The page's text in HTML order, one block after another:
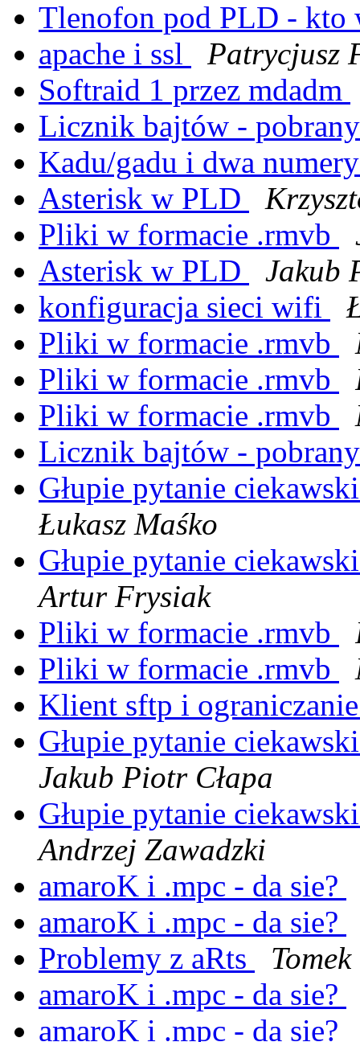
Tlenofon pod PLD - kto
apache i ssl
Patrycjusz
Softraid 1 przez mdadm
Licznik bajtów -
Kadu/gadu i dwa
Asterisk w PLD
Pliki w formacie .rmvb
Asterisk w PLD
Jakub
konfiguracja sieci wifi
Pliki w formacie .rmvb
Pliki w formacie .rmvb
Pliki w formacie .rmvb
Licznik bajtów -
Głupie pytanie
Łukasz Maśko
Głupie pytanie
Artur Frysiak
Pliki w formacie .rmvb
Pliki w formacie .rmvb
Klient sftp i
Głupie pytanie
Jakub Piotr Cłapa
Głupie pytanie
Andrzej Zawadzki
amaroK i .mpc - da sie?
amaroK i .mpc - da sie?
Problemy z aRts
Tomek
amaroK i .mpc - da sie?
amaroK i .mpc - da sie?